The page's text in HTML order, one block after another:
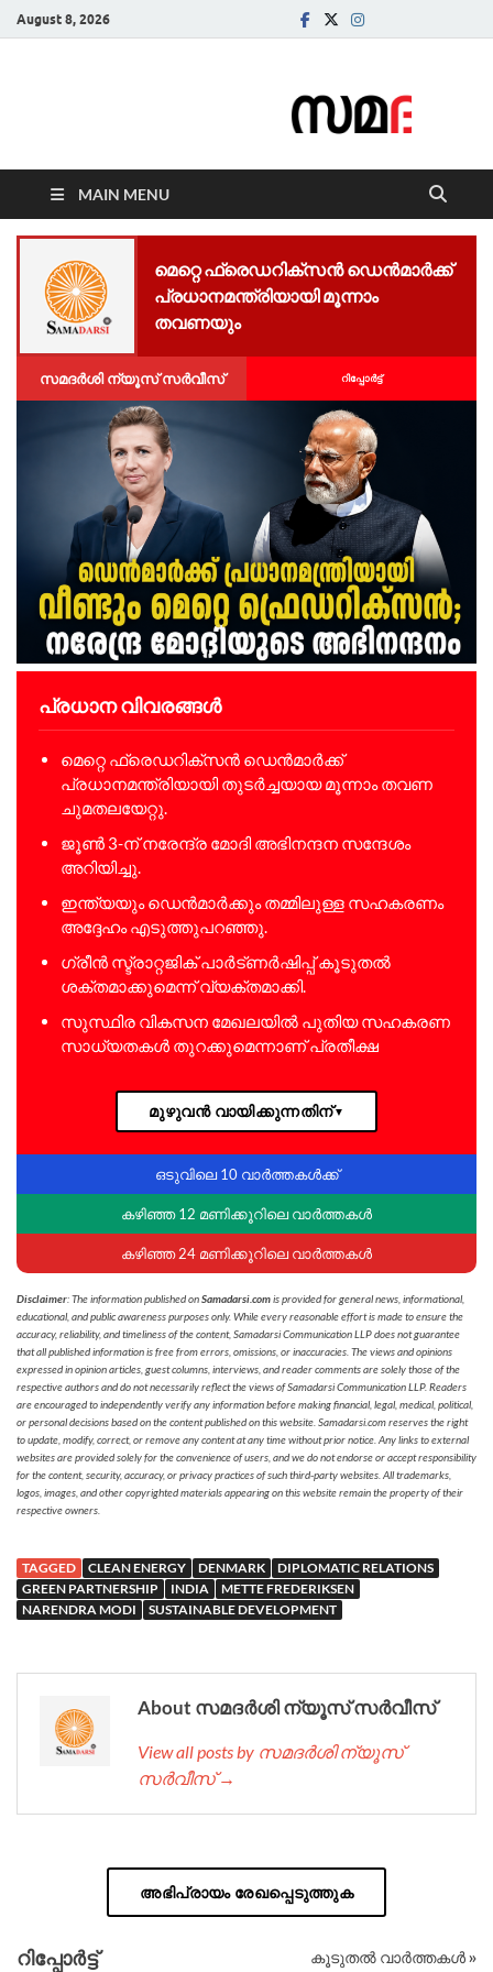
August 8, 2026
MAIN MENU
മെറ്റെ ഫ്രെഡറിക്സൻ ഡെൻമാർക്ക്
പ്രധാനമന്ത്രിയായി മൂന്നാം
തവണയും
സമദർശി ന്യൂസ് സർവീസ് റിപ്പോര്‍ട്ട്
പ്രധാന വിവരങ്ങൾ
മെറ്റെ ഫ്രെഡറിക്സൻ ഡെൻമാർക്ക്
പ്രധാനമന്ത്രിയായി തുടർച്ചയായ മൂന്നാം തവണ
ചുമതലയേറ്റു.
ജൂൺ 3-ന് നരേന്ദ്ര മോദി അഭിനന്ദന സന്ദേശം
അറിയിച്ചു.
ഇന്ത്യയും ഡെൻമാർക്കും തമ്മിലുള്ള സഹകരണം
അദ്ദേഹം എടുത്തുപറഞ്ഞു.
ഗ്രീൻ സ്ട്രാറ്റജിക് പാർട്ണർഷിപ്പ് കൂടുതൽ
ശക്തമാക്കുമെന്ന് വ്യക്തമാക്കി.
സുസ്ഥിര വികസന മേഖലയിൽ പുതിയ സഹകരണ
സാധ്യതകൾ തുറക്കുമെന്നാണ് പ്രതീക്ഷ
മുഴുവൻ വായിക്കുന്നതിന്▼
ഒടുവിലെ 10 വാർത്തകൾക്ക്
കഴിഞ്ഞ 12 മണിക്കൂറിലെ വാർത്തകൾ
കഴിഞ്ഞ 24 മണിക്കൂറിലെ വാർത്തകൾ
Disclaimer: The information published onSamadarsi.comis provided for general news, informational,
educational, and public awareness purposes only. While every reasonable effort is made to ensure the
accuracy, reliability, and timeliness of the content, Samadarsi Communication LLP does not guarantee
that all published information is free from errors, omissions, or inaccuracies. The views and opinions
expressed in opinion articles, guest columns, interviews, and reader comments are solely those of the
respective authors and do not necessarily reflect the views of Samadarsi Communication LLP. Readers
are encouraged to independently verify any information before making financial, legal, medical, political,
or personal decisions based on the content published on this website. Samadarsi.com reserves the right
to update, modify, correct, or remove any content at any time without prior notice. Any links to external
websites are provided solely for the convenience of users, and we do not endorse or accept responsibility
for the content, security, accuracy, or privacy practices of such third-party websites. All trademarks,
logos, images, and other copyrighted materials appearing on this website remain the property of their
respective owners.
TAGGED CLEAN ENERGY DENMARK
DIPLOMATIC RELATIONS
GREEN PARTNERSHIP
INDIA
METTE FREDERIKSEN
NARENDRA MODI
SUSTAINABLE DEVELOPMENT
About സമദർശി ന്യൂസ് സർവീസ്
View all posts by സമദർശി ന്യൂസ്
സർവീസ് →
അഭിപ്രായം രേഖപ്പെടുത്തുക
റിപ്പോര്‍ട്ട് കൂടുതൽ വാർത്തകൾ »